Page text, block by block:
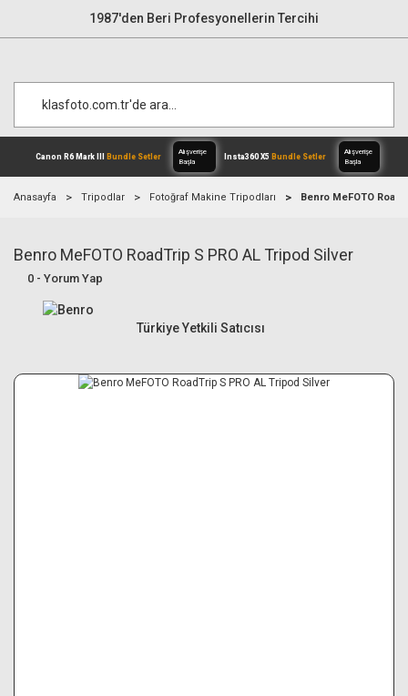
1987'den Beri Profesyonellerin Tercihi
Canon R6 Mark III Bundle Setler
Alışverişe
Anasayfa Tripodlar Fotoğraf Makine Tripodları Benro MeFOTO
Benro MeFOTO RoadTrip S PRO AL Tripod Silver
0 - Yorum Yap
Türkiye Yetkili Satıcısı